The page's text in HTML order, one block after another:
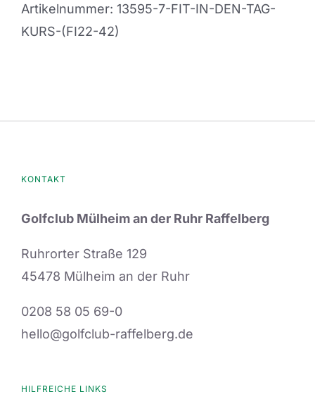
Tag
Kurs
Artikelnummer: 13595-7-FIT-IN-DEN-TAG-
KURS-(FI22-42)
KONTAKT
Golfclub Mülheim an der Ruhr Raffelberg
Ruhrorter Straße 129
45478 Mülheim an der Ruhr
0208 58 05 69-0
hello@golfclub-raffelberg.de
HILFREICHE LINKS